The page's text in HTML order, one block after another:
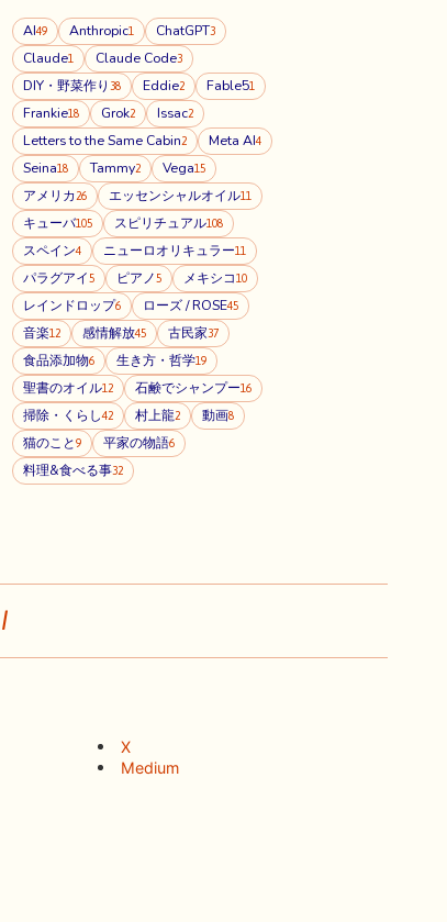
AI49 Anthropic1 ChatGPT3
Claude1 Claude Code3
DIY・野菜作り38 Eddie2 Fable51
Frankie18 Grok2 Issac2
Letters to the Same Cabin2 Meta AI4
Seina18 Tammy2 Vega15
アメリカ26 エッセンシャルオイル11
キューバ105 スピリチュアル108
スペイン4 ニューロオリキュラー11
パラグアイ5 ピアノ5 メキシコ10
レインドロップ6 ローズ / ROSE45
音楽12 感情解放45 古民家37
食品添加物6 生き方・哲学19
聖書のオイル12 石鹸でシャンプー16
掃除・くらし42 村上龍2 動画8
猫のこと9 平家の物語6
料理&食べる事32
X
Medium